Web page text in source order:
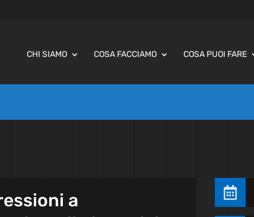
CHI SIAMO COSA FACCIAMO COSA PUOI FARE
a
